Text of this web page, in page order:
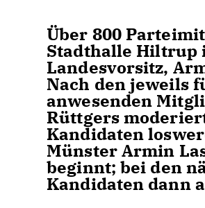
Über 800
Stadthalle Hiltrup
Landesvorsitz,
Nach den jeweils
anwesenden
Rüttgers
Kandidaten
Münster Armin
beginnt; bei den
Kandidaten dann